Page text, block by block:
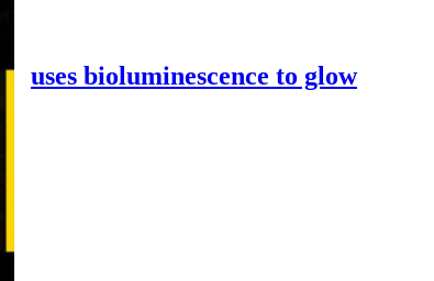
uses bioluminescence to glow